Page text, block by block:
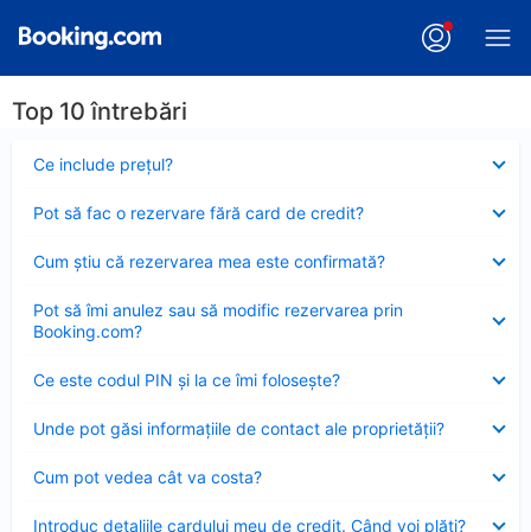
Top 10 întrebări
Ce include preţul?
închis
Pot să fac o rezervare fără card de credit?
închis
Cum ştiu că rezervarea mea este confirmată?
închis
Pot să îmi anulez sau să modific rezervarea prin
Booking.com?
închis
Ce este codul PIN şi la ce îmi foloseşte?
închis
Unde pot găsi informațiile de contact ale proprietății?
închis
Cum pot vedea cât va costa?
închis
Introduc detaliile cardului meu de credit. Când voi plăti?